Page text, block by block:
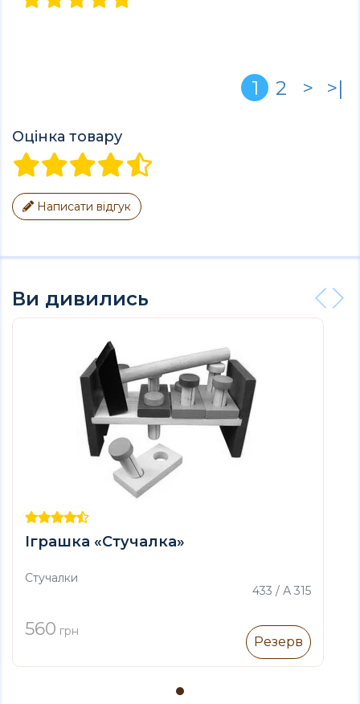
1 2 > >|
Оцінка товару
Написати відгук
Ви дивились
Іграшка «Стучалка»
Стучалки
433 / А 315
560 грн
Резерв